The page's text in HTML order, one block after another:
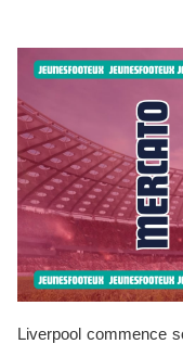
Liverpool commence son chantier estival. Les Reds de Jurgen